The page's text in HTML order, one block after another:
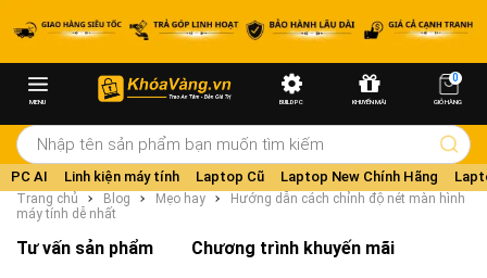
MENU BUILD PC KHUYẾN MÃI
0
GIỎ HÀNG
PC AI Linh kiện máy tính Laptop Cũ Laptop New Chính Hãng
Trang chủ Blog Mẹo hay
Hướng dẫn cách chỉnh độ nét màn hình
máy tính dễ nhất
Tư vấn sản phẩm Chương trình khuyến mãi